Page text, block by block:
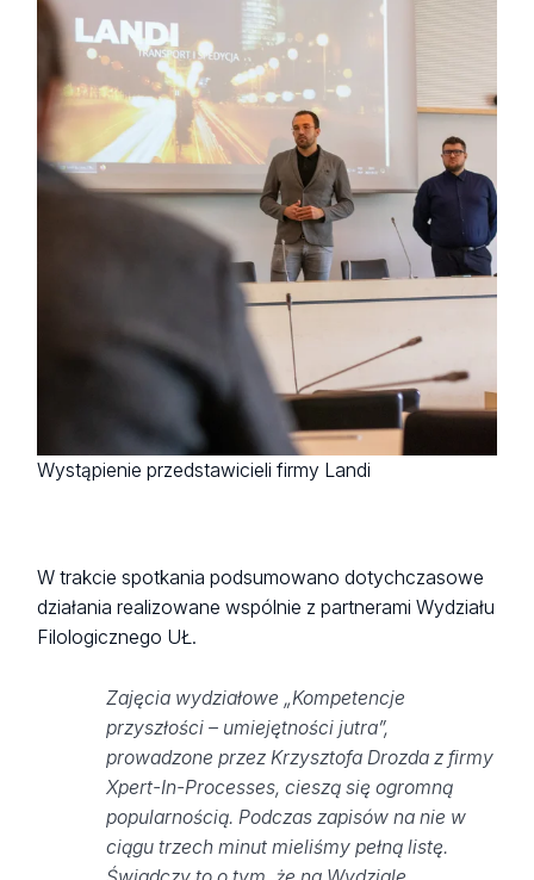
Wystąpienie przedstawicieli firmy Landi
W trakcie spotkania podsumowano dotychczasowe
działania realizowane wspólnie z partnerami Wydziału
Filologicznego UŁ.
Zajęcia wydziałowe „Kompetencje
przyszłości – umiejętności jutra”,
prowadzone przez Krzysztofa Drozda z firmy
Xpert-In-Processes, cieszą się ogromną
popularnością. Podczas zapisów na nie w
ciągu trzech minut mieliśmy pełną listę.